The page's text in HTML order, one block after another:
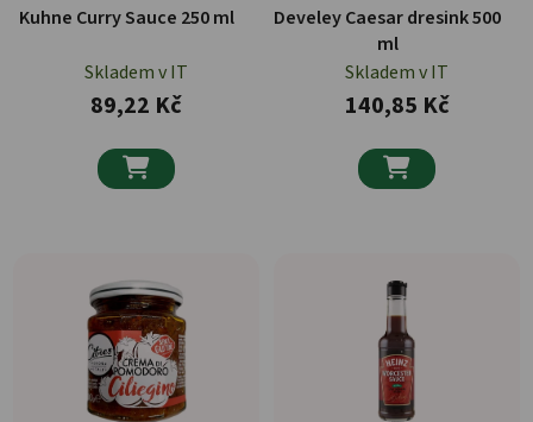
Kuhne Curry Sauce 250 ml
Skladem v IT
89,22 Kč

Develey Caesar dresink 500
ml
Skladem v IT
140,85 Kč
